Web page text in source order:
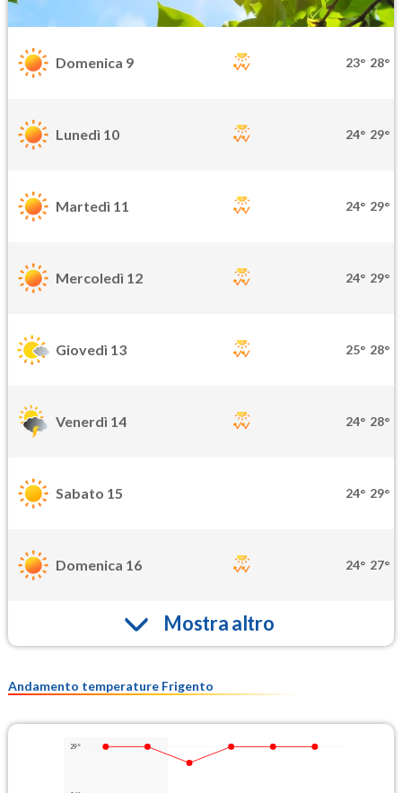
Domenica 9 23° 28°
Lunedì 10 24° 29°
Martedì 11 24° 29°
Mercoledì 12 24° 29°
Giovedì 13 25° 28°
Venerdì 14 24° 28°
Sabato 15 24° 29°
Domenica 16 24° 27°
Mostra altro
Andamento temperature Frigento
29°